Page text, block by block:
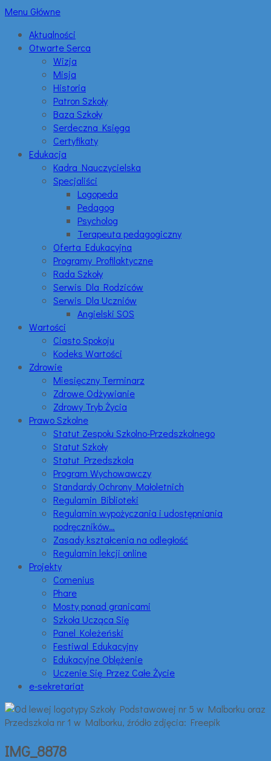
Menu Główne
Aktualności
Otwarte Serca
Wizja
Misja
Historia
Patron Szkoły
Baza Szkoły
Serdeczna Księga
Certyfikaty
Edukacja
Kadra Nauczycielska
Specjaliści
Logopeda
Pedagog
Psycholog
Terapeuta pedagogiczny
Oferta Edukacyjna
Programy Profilaktyczne
Rada Szkoły
Serwis Dla Rodziców
Serwis Dla Uczniów
Angielski SOS
Wartości
Ciasto Spokoju
Kodeks Wartości
Zdrowie
Miesięczny Terminarz
Zdrowe Odżywianie
Zdrowy Tryb Życia
Prawo Szkolne
Statut Zespołu Szkolno-Przedszkolnego
Statut Szkoły
Statut Przedszkola
Program Wychowawczy
Standardy Ochrony Małoletnich
Regulamin Biblioteki
Regulamin wypożyczania i udostępniania
podręczników…
Zasady kształcenia na odległość
Regulamin lekcji online
Projekty
Comenius
Phare
Mosty ponad granicami
Szkoła Ucząca Się
Panel Koleżeński
Festiwal Edukacyjny
Edukacyjne Oblężenie
Uczenie Się Przez Całe Życie
e-sekretariat
IMG_8878